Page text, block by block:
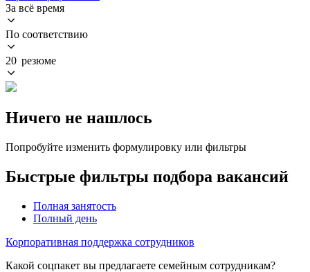
За всё время
По соответствию
20 резюме
Ничего не нашлось
Попробуйте изменить формулировку или фильтры
Быстрые фильтры подбора вакансий
Полная занятость
Полный день
Корпоративная поддержка сотрудников
Какой соцпакет вы предлагаете семейным сотрудникам?